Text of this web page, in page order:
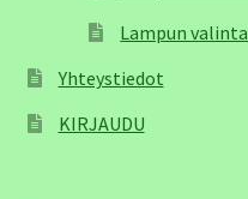
Lampun valinta
Yhteystiedot
KIRJAUDU